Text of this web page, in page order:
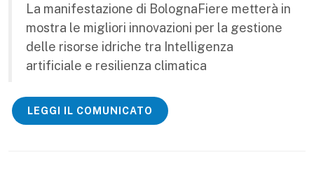
La manifestazione di BolognaFiere metterà in
mostra le migliori innovazioni per la gestione
delle risorse idriche tra Intelligenza
artificiale e resilienza climatica
LEGGI IL COMUNICATO